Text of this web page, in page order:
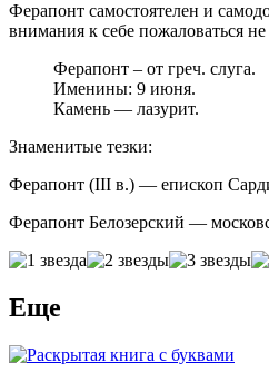
Ферапонт самостоятелен и
внимания к себе пожаловаться
Ферапонт – от греч. слуга.
Именины: 9 июня.
Камень — лазурит.
Знаменитые тезки:
Ферапонт (III в.) — епископ
Ферапонт Белозерский —
Еще